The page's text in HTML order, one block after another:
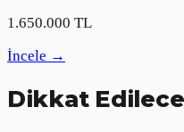
1.650.000 TL
İncele →
Dikkat